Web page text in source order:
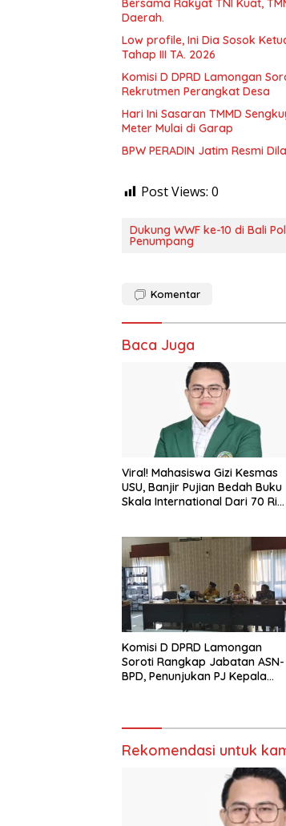
Bersama Rakyat TNI Kuat,
Daerah.
Low profile, Ini Dia Sosok
Tahap III TA. 2026
Komisi D DPRD Lamongan
Rekrutmen Perangkat Desa
Hari Ini Sasaran TMMD
Meter Mulai di Garap
BPW PERADIN Jatim Resmi
Post Views: 0
Dukung WWF ke-10 di Bali
Penumpang
Komentar
Baca Juga
Viral! Mahasiswa Gizi Kesmas
USU, Banjir Pujian Bedah Buku
Skala International Dari 70 Ribu
Komisi D DPRD Lamongan
Soroti Rangkap Jabatan ASN-
BPD, Penunjukan PJ Kepala
Rekomendasi untuk